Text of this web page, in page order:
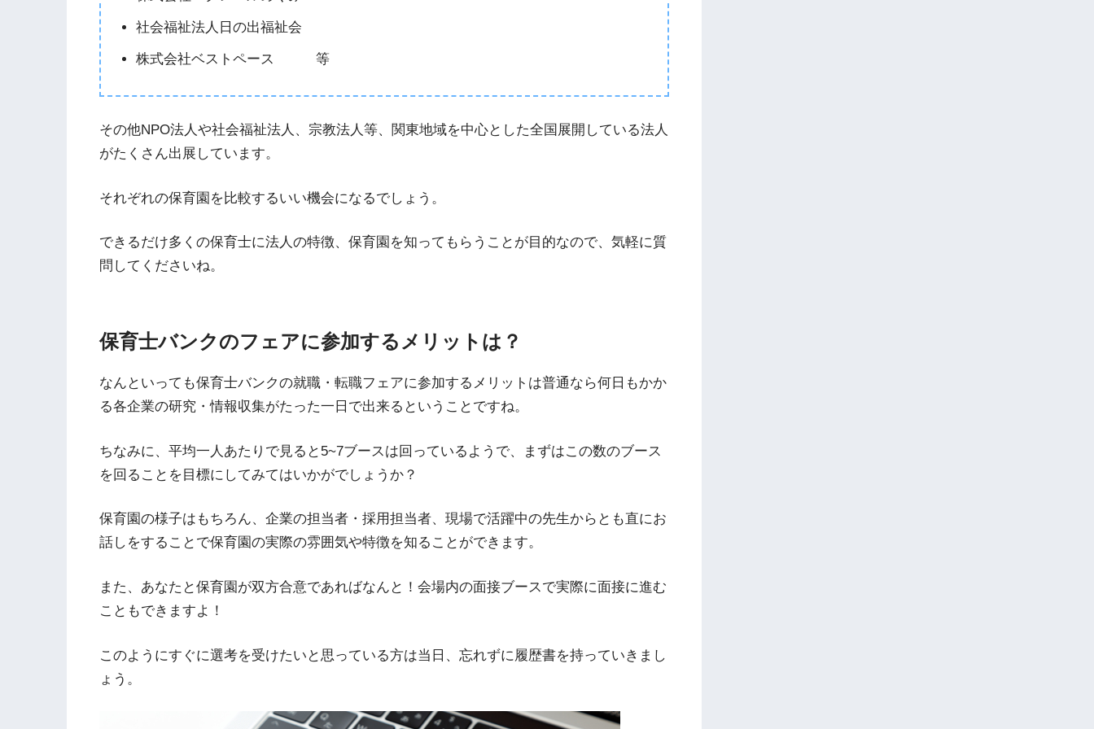
社会福祉法人日の出福祉会
株式会社ベストペース 等
その他NPO法人や社会福祉法人、宗教法人等、関東地域を中心とした全国展開している法人
がたくさん出展しています。
それぞれの保育園を比較するいい機会になるでしょう。
できるだけ多くの保育士に法人の特徴、保育園を知ってもらうことが目的なので、気軽に質
問してくださいね。
保育士バンクのフェアに参加するメリットは？
なんといっても保育士バンクの就職・転職フェアに参加するメリットは普通なら何日もかか
る各企業の研究・情報収集がたった一日で出来るということですね。
ちなみに、平均一人あたりで見ると5~7ブースは回っているようで、まずはこの数のブース
を回ることを目標にしてみてはいかがでしょうか？
保育園の様子はもちろん、企業の担当者・採用担当者、現場で活躍中の先生からとも直にお
話しをすることで保育園の実際の雰囲気や特徴を知ることができます。
また、あなたと保育園が双方合意であればなんと！会場内の面接ブースで実際に面接に進む
こともできますよ！
このようにすぐに選考を受けたいと思っている方は当日、忘れずに履歴書を持っていきまし
ょう。